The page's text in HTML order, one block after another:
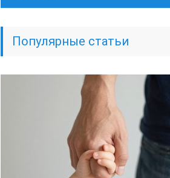
Популярные статьи